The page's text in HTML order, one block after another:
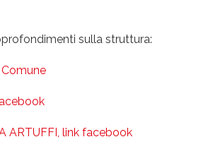
sulla struttura:
ARTUFFI, link facebook